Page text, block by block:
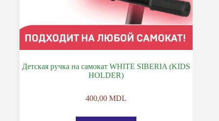
Детская ручка на самокат WHITE SIBERIA (KIDS
HOLDER)
400,00MDL